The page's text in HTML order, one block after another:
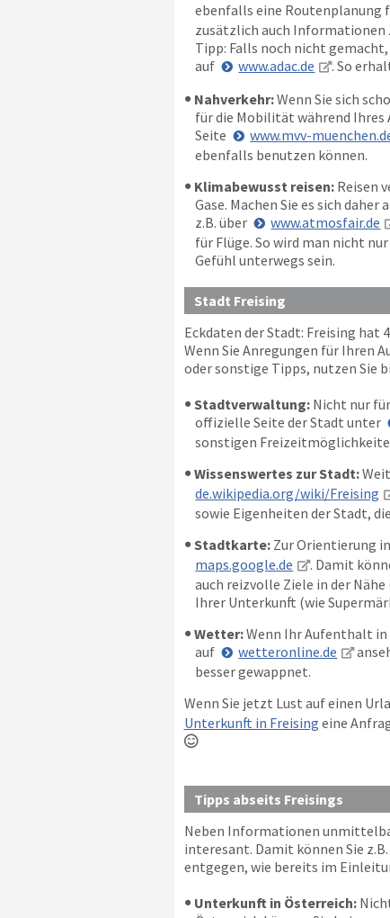
ebenfalls eine Routenplanung
zusätzlich auch Informationen
Tipp: Falls noch nicht
auf
www.adac.de
. So
Nahverkehr:Wenn Sie sich
für die Mobilität während Ihres
Seite
www.mvv-
ebenfalls benutzen können.
Klimabewusst reisen:Reisen
Gase. Machen Sie es sich
z.B. über
www.atmosfair.de
für Flüge. So wird man nicht
Gefühl unterwegs sein.
Stadt Freising
Eckdaten der Stadt: Freising hat
Wenn Sie Anregungen für Ihren
oder sonstige Tipps, nutzen Sie
Stadtverwaltung:Nicht nur für
offizielle Seite der Stadt unter
sonstigen
Wissenswertes zur Stadt:
de.wikipedia.org/wiki/Freising
sowie Eigenheiten der Stadt,
Stadtkarte:Zur Orientierung
maps.google.de
. Damit
auch reizvolle Ziele in der
Ihrer Unterkunft (wie
Wetter:Wenn Ihr Aufenthalt in
auf
wetteronline.de
besser gewappnet.
Wenn Sie jetzt Lust auf einen
Unterkunft in Freising eine

Tipps abseits Freisings
Neben Informationen
interesant. Damit können Sie
entgegen, wie bereits im
Unterkunft in Österreich: